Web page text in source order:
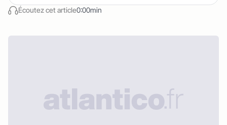
Écoutez cet article0:00min